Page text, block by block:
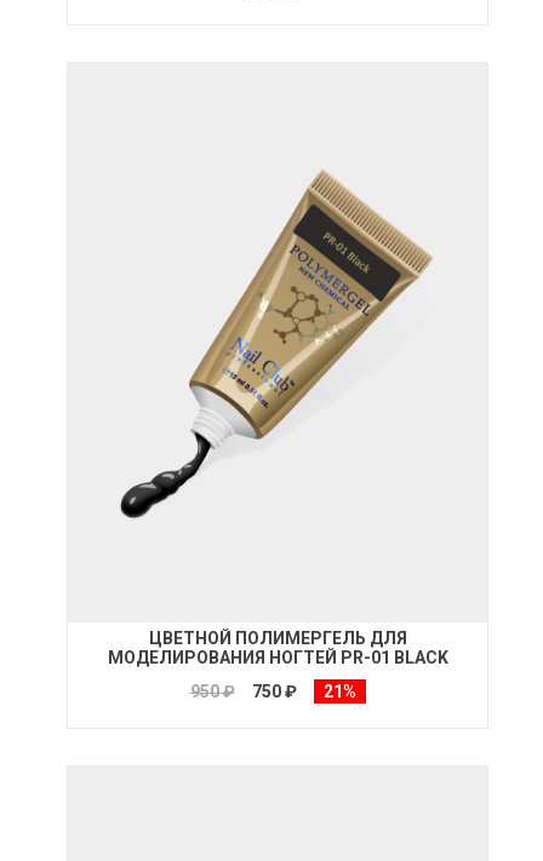
ЦВЕТНОЙ ПОЛИМЕРГЕЛЬ ДЛЯ
МОДЕЛИРОВАНИЯ НОГТЕЙ PR-01 BLACK
950 ₽
750 ₽ 21%